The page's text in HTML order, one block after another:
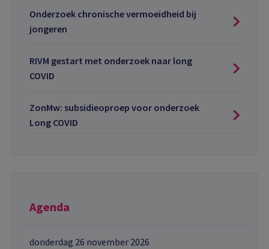
Onderzoek chronische vermoeidheid bij
jongeren
RIVM gestart met onderzoek naar long
COVID
ZonMw: subsidieoproep voor onderzoek
Long COVID
Agenda
donderdag 26 november 2026